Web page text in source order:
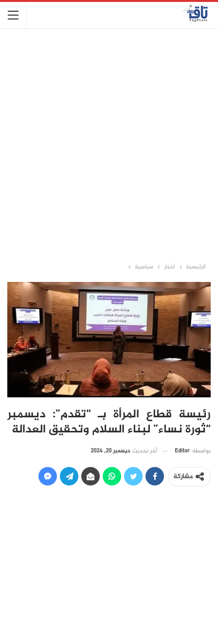
الرئيسية أخبار سياسية
رئيسة قطاع المرأة بـ “تقدم”: ديسمبر
“ثورة نساء” لبناء السلام وتحقيق العدالة
بواسطة Editor آخر تحديث ديسمبر 20, 2024
مشاركة